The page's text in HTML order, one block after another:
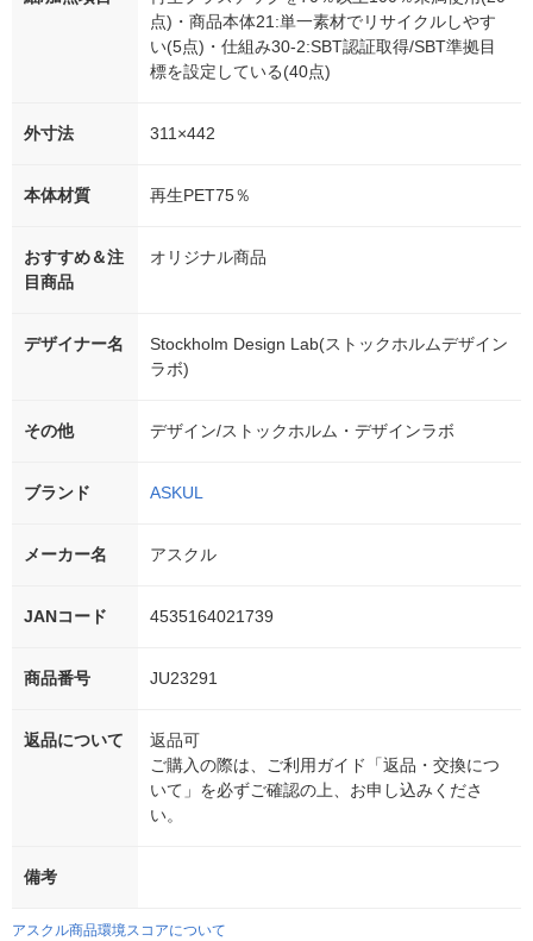
点)・商品本体21:単一素材でリサイクルしやす
い(5点)・仕組み30-2:SBT認証取得/SBT準拠目
標を設定している(40点)
外寸法 311×442
本体材質 再生PET75％
おすすめ＆注
目商品
オリジナル商品
デザイナー名
Stockholm Design Lab(ストックホルムデザイン
ラボ)
その他 デザイン/ストックホルム・デザインラボ
ブランド ASKUL
メーカー名 アスクル
JANコード 4535164021739
商品番号 JU23291
返品について
返品可
ご購入の際は、ご利用ガイド「返品・交換につ
いて」を必ずご確認の上、お申し込みくださ
い。
備考
アスクル商品環境スコアについて